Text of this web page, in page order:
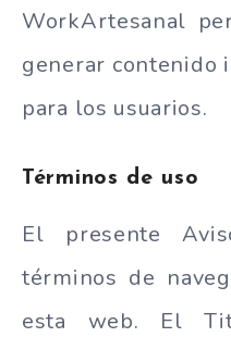
WorkArtesanal
generar contenido
para los usuarios.
Términos de uso
El presente
términos de
esta web. El